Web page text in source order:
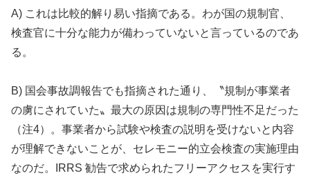
A) これは比較的解り易い指摘である。わが国の規制官、
検査官に十分な能力が備わっていないと言っているのであ
る。
B) 国会事故調報告でも指摘された通り、〝規制が事業者
の虜にされていた〟最大の原因は規制の専門性不足だった
（注4）。事業者から試験や検査の説明を受けないと内容
が理解できないことが、セレモニー的立会検査の実施理由
なのだ。IRRS 勧告で求められたフリーアクセスを実行す